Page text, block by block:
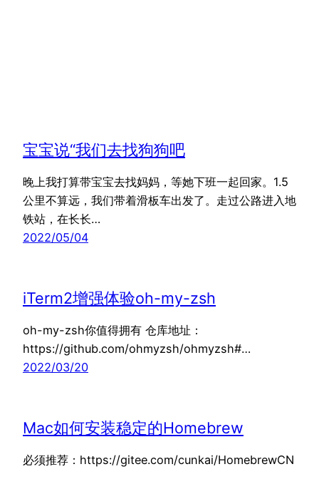
宝宝说“我们去找狗狗吧
晚上我打算带宝宝去找妈妈，等她下班一起回家。1.5
公里不算远，我们带着滑板车出发了。走过公路进入地
铁站，在长长…
2022/05/04
iTerm2增强体验oh-my-zsh
oh-my-zsh你值得拥有 仓库地址：
https://github.com/ohmyzsh/ohmyzsh#…
2022/03/20
Mac如何安装稳定的Homebrew
必须推荐：https://gitee.com/cunkai/HomebrewCN